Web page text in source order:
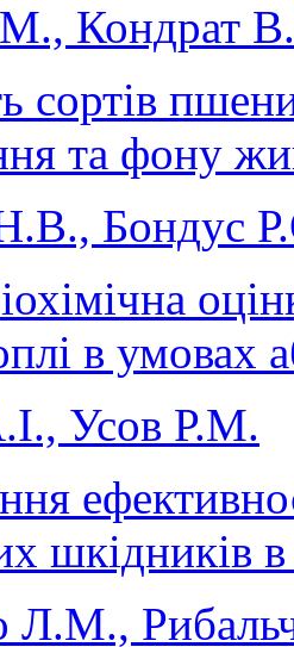
Кондрат
сортів
та фону
Бондус
в умовах
Усов Р.М.
шкідників
Л.М.,